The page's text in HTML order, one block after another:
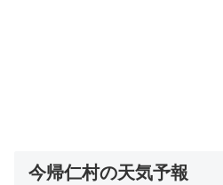
今帰仁村の天気予報